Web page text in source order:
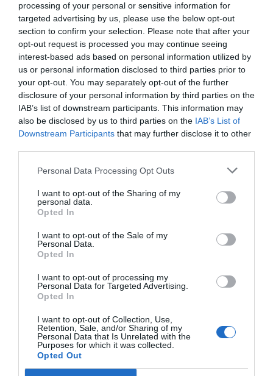
processing of your personal or sensitive information for
targeted advertising by us, please use the below opt-out
section to confirm your selection. Please note that after your
opt-out request is processed you may continue seeing
interest-based ads based on personal information utilized by
us or personal information disclosed to third parties prior to
your opt-out. You may separately opt-out of the further
disclosure of your personal information by third parties on the
IAB’s list of downstream participants. This information may
also be disclosed by us to third parties on the IAB’s List of
Downstream Participants that may further disclose it to other
Personal Data Processing Opt Outs
I want to opt-out of the Sharing of my
personal data.
Opted In
I want to opt-out of the Sale of my
Personal Data.
Opted In
I want to opt-out of processing my
Personal Data for Targeted Advertising.
Opted In
I want to opt-out of Collection, Use,
Retention, Sale, and/or Sharing of my
Personal Data that Is Unrelated with the
Purposes for which it was collected.
Opted Out
Βελτιστοποίησηκαι έχει πλούσιο ερευνητικό έργο
με περισσότερες από 50 δημοσιεύσεις σε
διακεκριμένα journals & διεθνή συνέδρια.
ΟDr . Μπάκαςαναλαμβάνει τη Διεύθυνση
τουΤμήματος Έρευνας &
ΑνάπτυξηςτηςRDC Informaticsμε κύρια
αρμοδιότητα τον συντονισμό τωνΕυρωπαϊκών &
νέα προϊόντα λογισμικού
εταιρείας που θα βασίζονται στηνανάλυση
δεδομένων(big data),
νοημοσύνη
(artificial intelligence) &
μάθηση(machine learning).
RDC Informaticsσυμμετέχει ήδη σε τρία έργα
καινοτομίαςHorizon
καθώς και στην Εθνική Δράση Καινοτομίας
Ερευνώ-Δημιουργώ-Καινοτομώ ΙΙ»
, ενώ
συμμετέχει ως μέλος συνεργατικών σχηματισμών
σε πλήθος ερευνητικών προτάσεων που έχουν